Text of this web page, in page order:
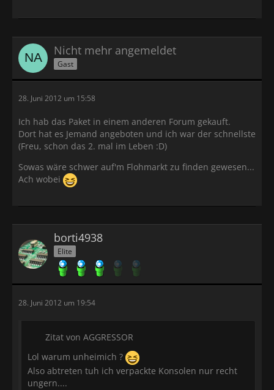
Nicht mehr angemeldet
Gast
28. Juni 2012 um 15:58
Ich hab das Paket in einem anderen Forum gekauft.
Dort hat es Jemand angeboten und ich war der schnellste
(Freu, schon das 2. mal im Leben :D)
Sowas wäre schwer auf'm Flohmarkt zu finden gewesen...
Ach wobei
borti4938
Elite
28. Juni 2012 um 19:54
Zitat von AGGRESSOR
Lol warum unheimich ?
Also abtreten tuh ich verpackte Konsolen nur recht
ungern....